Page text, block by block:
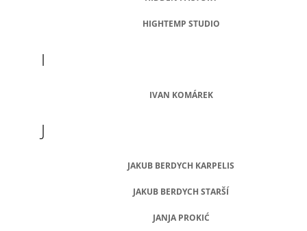
HIGHTEMP STUDIO
I
IVAN KOMÁREK
J
JAKUB BERDYCH KARPELIS
JAKUB BERDYCH STARŠÍ
JANJA PROKIĆ